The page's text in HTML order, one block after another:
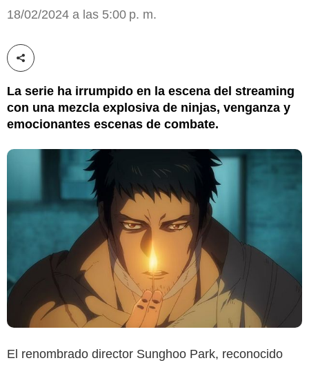
18/02/2024 a las 5:00 p. m.
Compartir esta noticia
La serie ha irrumpido en la escena del streaming
con una mezcla explosiva de ninjas, venganza y
emocionantes escenas de combate.
El renombrado director Sunghoo Park, reconocido